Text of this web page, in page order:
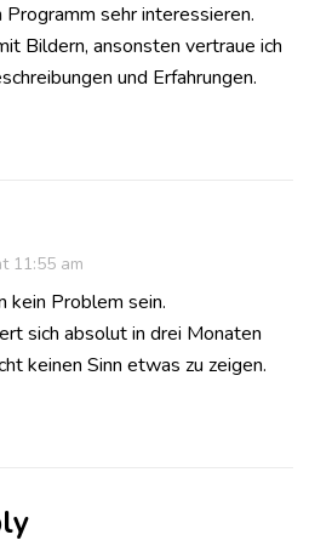
sehr interessieren.
Bildern, ansonsten vertraue ich
und Erfahrungen.
11:55 am
kein Problem sein.
sich absolut in drei Monaten
keinen Sinn etwas zu zeigen.